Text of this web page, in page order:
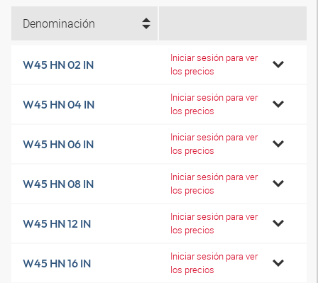
Denominación
W45 HN 02 IN
Iniciar sesión para ver
los precios
W45 HN 04 IN
Iniciar sesión para ver
los precios
W45 HN 06 IN
Iniciar sesión para ver
los precios
W45 HN 08 IN
Iniciar sesión para ver
los precios
W45 HN 12 IN
Iniciar sesión para ver
los precios
W45 HN 16 IN
Iniciar sesión para ver
los precios